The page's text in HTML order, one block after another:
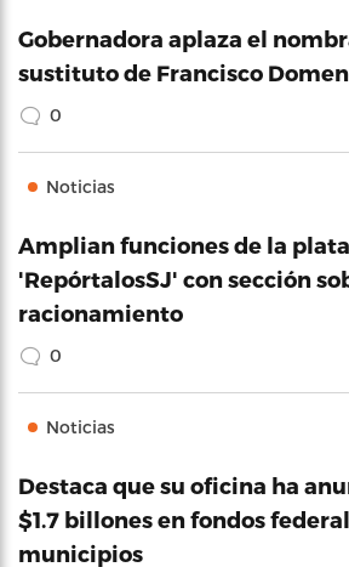
Gobernadora aplaza el
sustituto de Francisco
0
Noticias
Amplian funciones de la
'RepórtalosSJ' con sección
racionamiento
0
Noticias
Destaca que su oficina ha
$1.7 billones en fondos
municipios